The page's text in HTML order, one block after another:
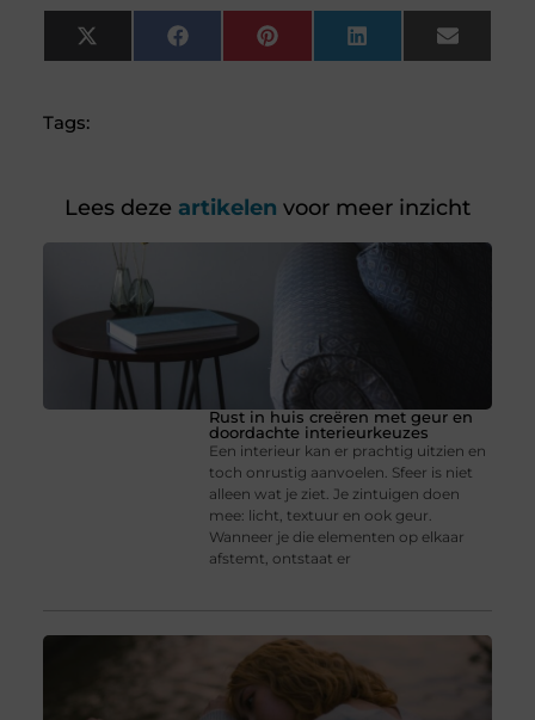
X
(Twitter)
FacebookPinterest LinkedIn Email
Tags:
Lees deze artikelen voor meer inzicht
Rust in huis creëren met geur en
doordachte interieurkeuzes
Een interieur kan er prachtig uitzien en
toch onrustig aanvoelen. Sfeer is niet
alleen wat je ziet. Je zintuigen doen
mee: licht, textuur en ook geur.
Wanneer je die elementen op elkaar
afstemt, ontstaat er